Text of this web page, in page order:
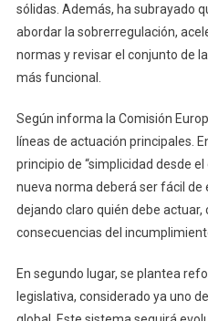
sólidas. Además, ha subrayado
abordar la sobrerregulación,
normas y revisar el conjunto de
más funcional.
Según informa la Comisión
líneas de actuación principales.
principio de “simplicidad desde
nueva norma deberá ser fácil de
dejando claro quién debe actuar,
consecuencias del
En segundo lugar, se plantea
legislativa, considerado ya uno